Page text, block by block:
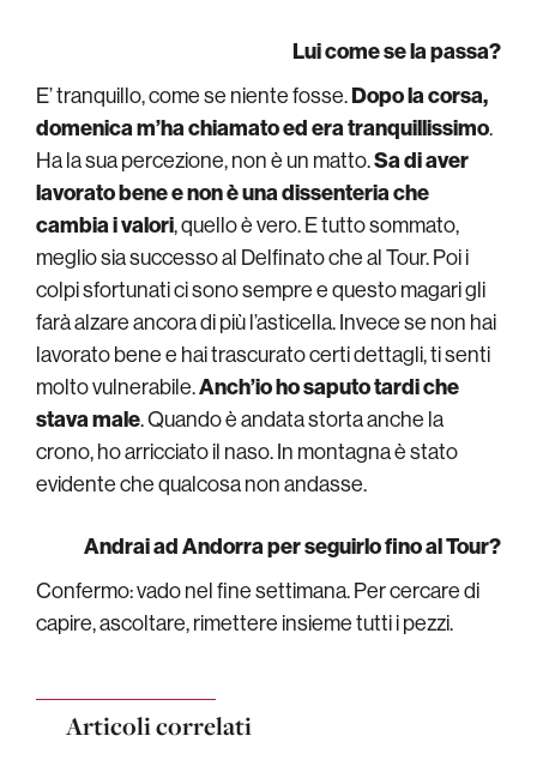
Lui come se la passa?
E’ tranquillo, come se niente fosse.Dopo la corsa,
domenica m’ha chiamato ed era tranquillissimo.
Ha la sua percezione, non è un matto.Sa di aver
lavorato bene e non è una dissenteria che
cambia i valori, quello è vero. E tutto sommato,
meglio sia successo al Delfinato che al Tour. Poi i
colpi sfortunati ci sono sempre e questo magari gli
farà alzare ancora di più l’asticella. Invece se non hai
lavorato bene e hai trascurato certi dettagli, ti senti
molto vulnerabile.Anch’io ho saputo tardi che
stava male. Quando è andata storta anche la
crono, ho arricciato il naso. In montagna è stato
evidente che qualcosa non andasse.
Andrai ad Andorra per seguirlo fino al Tour?
Confermo: vado nel fine settimana. Per cercare di
capire, ascoltare, rimettere insieme tutti i pezzi.
Articoli correlati